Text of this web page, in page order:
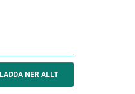
LADDA NER ALLT